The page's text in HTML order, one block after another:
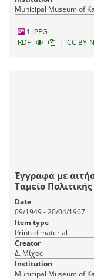
Municipal Museum of
1 JPEG
RDF
| CC BY-
Έγγραφα με
Ταμείο
Date
09/1949 - 20/04/1967
Item type
Printed material
Creator
Δ. Μίχος
Institution
Municipal Museum of